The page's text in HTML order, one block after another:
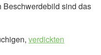
Beschwerdebild sind das
verdickten